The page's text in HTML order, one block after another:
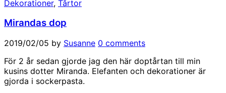
Dekorationer, Tårtor
Mirandas dop
2019/02/05 by Susanne 0 comments
För 2 år sedan gjorde jag den här doptårtan till min
kusins dotter Miranda. Elefanten och dekorationer är
gjorda i sockerpasta.